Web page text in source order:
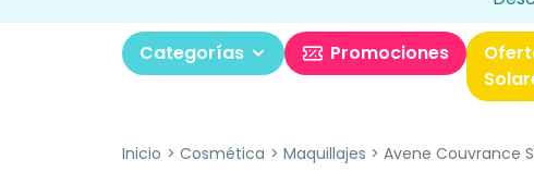
Categorías Promociones
Inicio Cosmética Maquillajes Avene Couvrance